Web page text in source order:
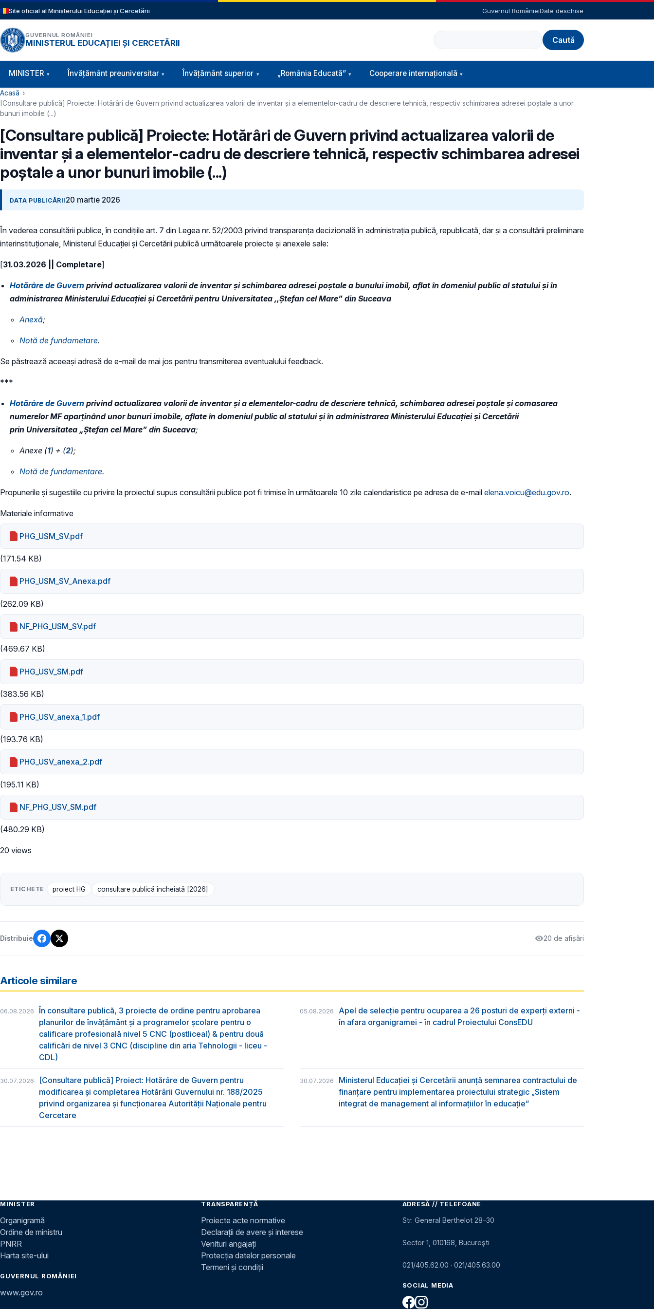
Sari la conținutul principal
Site oficial al Ministerului Educației și Cercetării Guvernul RomânieiDate deschise
GUVERNUL ROMÂNIEI
MINISTERUL EDUCAȚIEI ȘI CERCETĂRII
Caută
Navigație principală
MINISTER Învăţământ preuniversitar Învățământ superior „România Educată” Cooperare internațională
Cale de navigare
Acasă
[Consultare publică] Proiecte: Hotărâri de Guvern privind actualizarea valorii de inventar și a elementelor-cadru de descriere tehnică, respectiv schimbarea adresei poștale a unor
bunuri imobile (...)
[Consultare publică] Proiecte: Hotărâri de Guvern privind actualizarea valorii de
inventar și a elementelor-cadru de descriere tehnică, respectiv schimbarea adresei
poștale a unor bunuri imobile (...)
DATA PUBLICĂRII 20 martie 2026
În vederea consultării publice, în condiţiile art. 7 din Legea nr. 52/2003 privind transparenţa decizională în administraţia publică, republicată, dar și a consultării preliminare
interinstituționale, Ministerul Educaţiei și Cercetării publică următoarele proiecte și anexele sale:
[31.03.2026 || Completare]
Hotărâre de Guvern privind actualizarea valorii de inventar și schimbarea adresei poștale a bunului imobil, aflat în domeniul public al statului și în
administrarea Ministerului Educației și Cercetării pentru Universitatea ,,Ștefan cel Mare” din Suceava
​Anexă;
Notă de fundametare.
Se păstrează aceeași adresă de e-mail de mai jos pentru transmiterea eventualului feedback.
***
Hotărâre de Guvern privind actualizarea valorii de inventar și a elementelor-cadru de descriere tehnică, schimbarea adresei poștale și comasarea
numerelor MF aparținând unor bunuri imobile, aflate în domeniul public al statului și în administrarea Ministerului Educației și Cercetării
prin Universitatea „Ștefan cel Mare” din Suceava;
Anexe (1) + (2);
​Notă de fundamentare.
Propunerile și sugestiile cu privire la proiectul supus consultării publice pot fi trimise în următoarele 10 zile calendaristice pe adresa de e-mail elena.voicu@edu.gov.ro.
Materiale informative
PHG_USM_SV.pdf
(171.54 KB)
PHG_USM_SV_Anexa.pdf
(262.09 KB)
NF_PHG_USM_SV.pdf
(469.67 KB)
PHG_USV_SM.pdf
(383.56 KB)
PHG_USV_anexa_1.pdf
(193.76 KB)
PHG_USV_anexa_2.pdf
(195.11 KB)
NF_PHG_USV_SM.pdf
(480.29 KB)
20 views
ETICHETE proiect HG consultare publică încheiată [2026]
Distribuie 20 de afișări
Articole similare
06.08.2026
În consultare publică, 3 proiecte de ordine pentru aprobarea
planurilor de învățământ și a programelor școlare pentru o
calificare profesională nivel 5 CNC (postliceal) & pentru două
calificări de nivel 3 CNC (discipline din aria Tehnologii - liceu -
CDL)
05.08.2026
Apel de selecție pentru ocuparea a 26 posturi de experți externi -
în afara organigramei - în cadrul Proiectului ConsEDU
30.07.2026
[Consultare publică] Proiect: Hotărâre de Guvern pentru
modificarea și completarea Hotărârii Guvernului nr. 188/2025
privind organizarea şi funcţionarea Autorităţii Naţionale pentru
Cercetare
30.07.2026
Ministerul Educației și Cercetării anunță semnarea contractului de
finanțare pentru implementarea proiectului strategic „Sistem
integrat de management al informațiilor în educație”
MINISTER
Organigramă
Ordine de ministru
PNRR
Harta site-ului
GUVERNUL ROMÂNIEI
www.gov.ro
TRANSPARENȚĂ
Proiecte acte normative
Declarații de avere și interese
Venituri angajați
Protecția datelor personale
Termeni și condiții
ADRESĂ // TELEFOANE
Str. General Berthelot 28–30
Sector 1, 010168, București
021/405.62.00 · 021/405.63.00
SOCIAL MEDIA